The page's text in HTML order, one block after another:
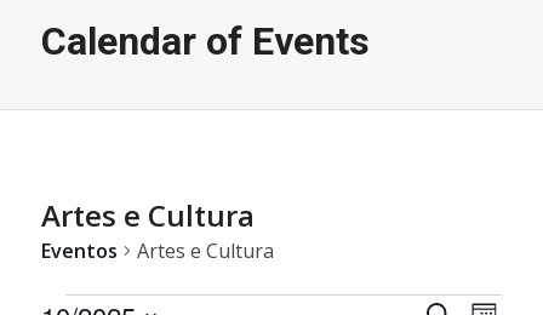
Calendar of Events
Artes e Cultura
Eventos Artes e Cultura
Eventos